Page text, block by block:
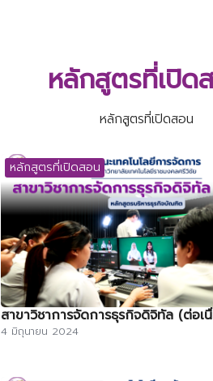
หลักสูตรที่เปิด
หลักสูตรที่เปิดสอน
หลักสูตรที่เปิดสอน
สาขาวิชาการจัดการธุรกิจดิจิทัล (ต่อเ
4 มิถุนายน 2024